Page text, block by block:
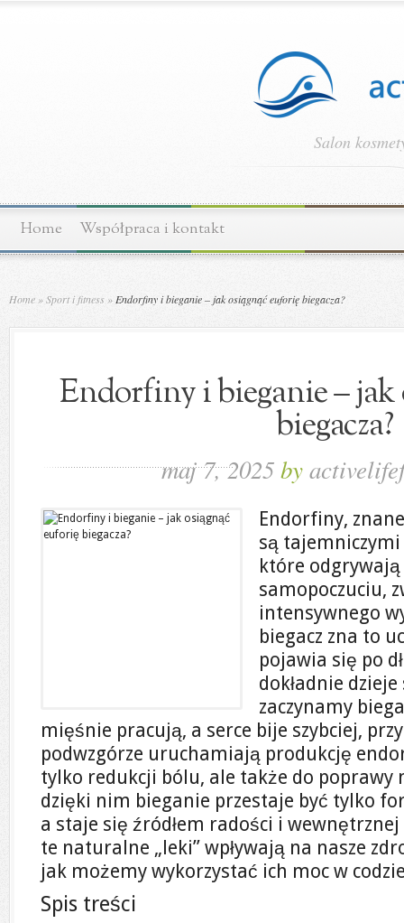
Salon
Home Współpraca i kontakt
Home »Sport i fitness » Endorfiny i bieganie – jak osiągnąć euforię biegacza?
Endorfiny i bieganie – jak
biegacza?
maj 7, 2025by
Endorfiny,
są
które
samopoczuciu,
intensywnego
biegacz zna to
pojawia się po
dokładnie
zaczynamy
mięśnie pracują, a serce bije szybciej,
podwzgórze uruchamiają produkcję
tylko redukcji bólu, ale także do poprawy
dzięki nim bieganie przestaje być tylko
a staje się źródłem radości i
te naturalne „leki” wpływają na nasze
jak możemy wykorzystać ich moc w
Spis treści